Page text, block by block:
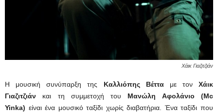
Χάικ Γιαζιτζιάν
Η μουσική συνύπαρξη της Καλλιόπης Βέτταμε τον Χάικ
Γιαζιτζιάν και τη συμμετοχή του Μανώλη Αφολάνιο (Mc
Yinka) είναι ένα μουσικό ταξίδι χωρίς διαβατήρια. Ένα ταξίδι που